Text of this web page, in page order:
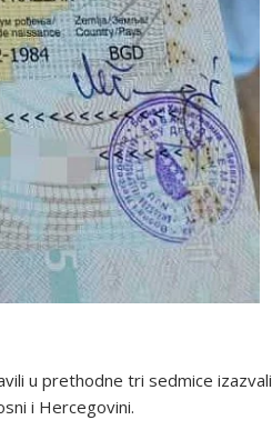
u prethodne tri sedmice izazvali
i Hercegovini.